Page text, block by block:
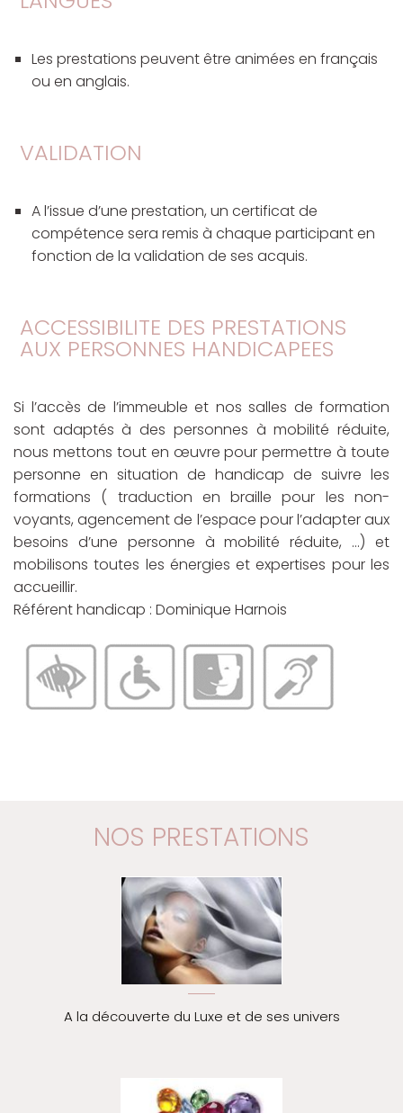
Les prestations peuvent être animées en français
ou en anglais.
VALIDATION
A l’issue d’une prestation, un certificat de
compétence sera remis à chaque participant en
fonction de la validation de ses acquis.
ACCESSIBILITE DES PRESTATIONS
AUX PERSONNES HANDICAPEES
Si l’accès de l’immeuble et nos salles de formation
sont adaptés à des personnes à mobilité réduite,
nous mettons tout en œuvre pour permettre à toute
personne en situation de handicap de suivre les
formations ( traduction en braille pour les non-
voyants, agencement de l’espace pour l’adapter aux
besoins d’une personne à mobilité réduite, …) et
mobilisons toutes les énergies et expertises pour les
accueillir.
Référent handicap : Dominique Harnois
NOS PRESTATIONS
A la découverte du Luxe et de ses univers